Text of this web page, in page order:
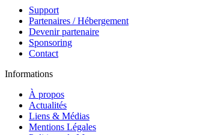
Support
Partenaires / Hébergement
Devenir partenaire
Sponsoring
Contact
Informations
À propos
Actualités
Liens & Médias
Mentions Légales